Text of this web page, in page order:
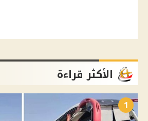
الأكثر قراءة
1